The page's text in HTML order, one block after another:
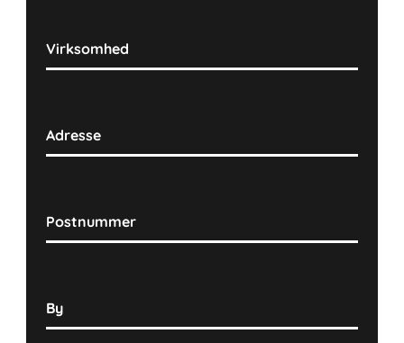
Virksomhed
Adresse
Postnummer
By